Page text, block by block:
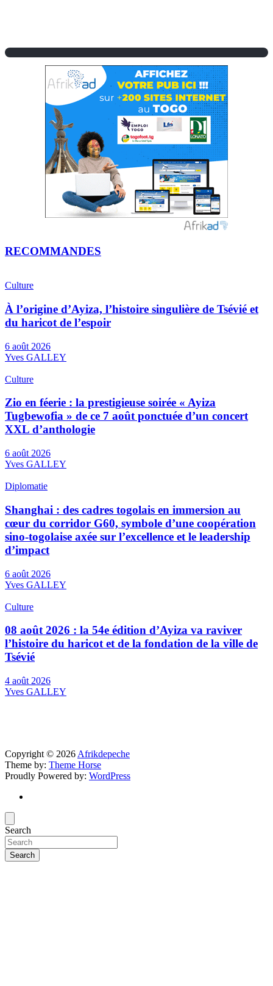
RECOMMANDES
Culture
À l’origine d’Ayiza, l’histoire singulière de Tsévié et
du haricot de l’espoir
6 août 2026
Yves GALLEY
Culture
Zio en féerie : la prestigieuse soirée « Ayiza
Tugbewofia » de ce 7 août ponctuée d’un concert
XXL d’anthologie
6 août 2026
Yves GALLEY
Diplomatie
Shanghai : des cadres togolais en immersion au
cœur du corridor G60, symbole d’une coopération
sino-togolaise axée sur l’excellence et le leadership
d’impact
6 août 2026
Yves GALLEY
Culture
08 août 2026 : la 54e édition d’Ayiza va raviver
l’histoire du haricot et de la fondation de la ville de
Tsévié
4 août 2026
Yves GALLEY
Copyright © 2026 Afrikdepeche
Theme by: Theme Horse
Proudly Powered by: WordPress
Search
Search